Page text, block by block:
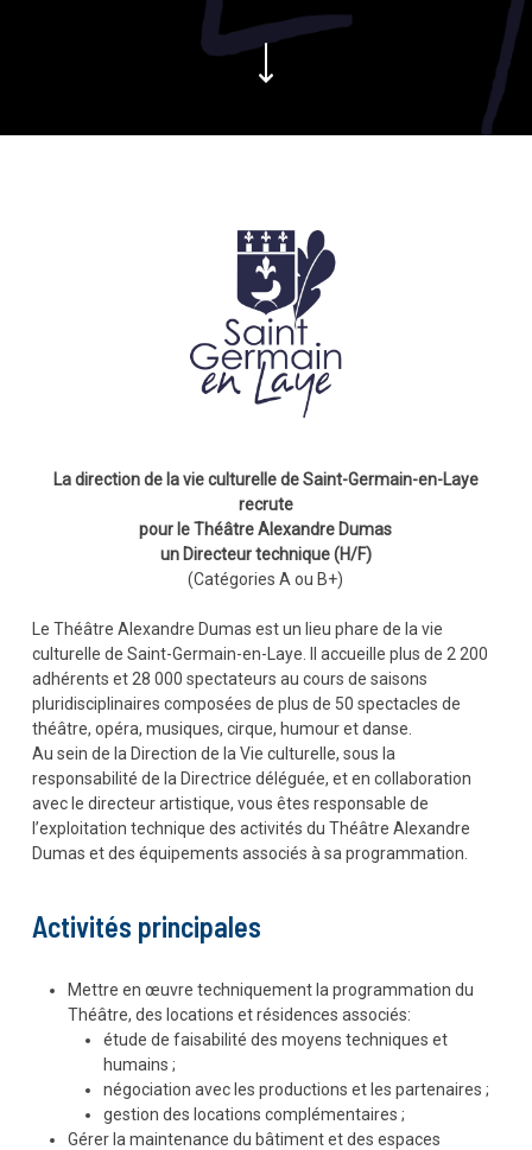
La direction de la vie culturelle de Saint-Germain-en-Laye
recrute
pour le Théâtre Alexandre Dumas
un Directeur technique (H/F)
(Catégories A ou B+)
Le Théâtre Alexandre Dumas est un lieu phare de la vie
culturelle de Saint-Germain-en-Laye. Il accueille plus de 2 200
adhérents et 28 000 spectateurs au cours de saisons
pluridisciplinaires composées de plus de 50 spectacles de
théâtre, opéra, musiques, cirque, humour et danse.
Au sein de la Direction de la Vie culturelle, sous la
responsabilité de la Directrice déléguée, et en collaboration
avec le directeur artistique, vous êtes responsable de
l’exploitation technique des activités du Théâtre Alexandre
Dumas et des équipements associés à sa programmation.
Activités principales
Mettre en œuvre techniquement la programmation du
Théâtre, des locations et résidences associés:
étude de faisabilité des moyens techniques et
humains ;
négociation avec les productions et les partenaires ;
gestion des locations complémentaires ;
Gérer la maintenance du bâtiment et des espaces